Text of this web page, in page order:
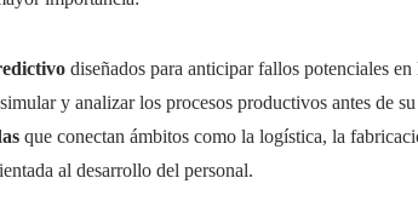
diseñados para anticipar fallos potenciales
y analizar los procesos productivos antes de
que conectan ámbitos como la logística, la
al desarrollo del personal.